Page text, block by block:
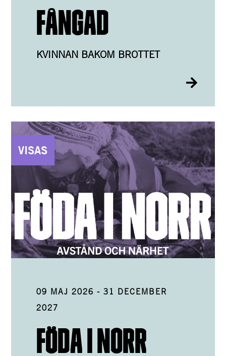
FÅNGAD
KVINNAN BAKOM BROTTET
VISAS
09 MAJ 2026 -31 DECEMBER
2027
FÖDA I NORR